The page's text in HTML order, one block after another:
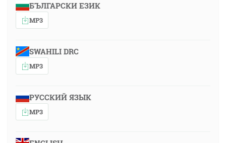
БЪЛГАРСКИ ЕЗИК
MP3
SWAHILI DRC
MP3
РУССКИЙ ЯЗЫК
MP3